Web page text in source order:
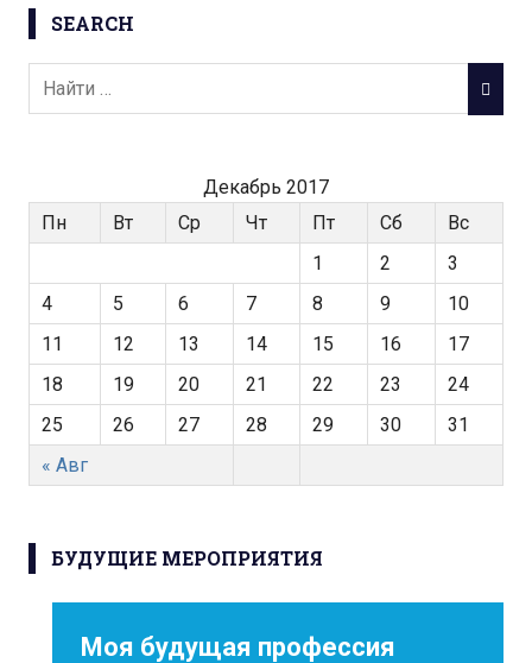
окне)
Facebook.
в
новом
(Открывается
новом
окне)
в
окне)
(Открывается
новом
окне)
в
окне)
SEARCH
Декабрь 2017
Пн
Вт Ср Чт Пт Сб Вс
« Авг
1 2
3
4
5 6 7 8 9
10
11
12 13 14 15 16
17
18
19 20 21 22 23
24
25
26 27 28 29 30 31
БУДУЩИЕ МЕРОПРИЯТИЯ
Моя будущая профессия